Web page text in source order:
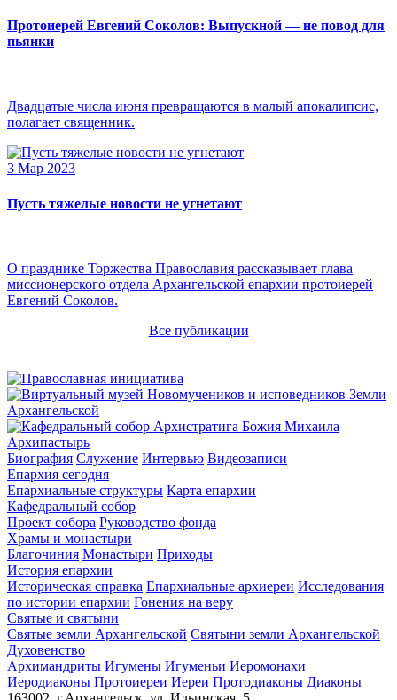
Протоиерей Евгений Соколов: Выпускной — не повод для
пьянки
Двадцатые числа июня превращаются в малый апокалипсис,
полагает священник.
3 Мар 2023
Пусть тяжелые новости не угнетают
О празднике Торжества Православия рассказывает глава
миссионерского отдела Архангельской епархии протоиерей
Евгений Соколов.
Все публикации
Архипастырь
Биография Служение Интервью Видеозаписи
Епархия сегодня
Епархиальные структуры Карта епархии
Кафедральный собор
Проект собора Руководство фонда
Храмы и монастыри
Благочиния Монастыри Приходы
История епархии
Историческая справка Епархиальные архиереи Исследования
по истории епархии Гонения на веру
Святые и святыни
Святые земли Архангельской Святыни земли Архангельской
Духовенство
Архимандриты Игумены Игуменьи Иеромонахи
Иеродиаконы Протоиереи Иереи Протодиаконы Диаконы